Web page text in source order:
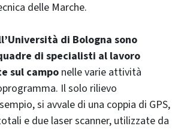
delle Marche.
di Bologna sono
di specialisti al lavoro
sul campo nelle varie attività
Il solo rilievo
si avvale di una coppia di GPS,
e due laser scanner, utilizzate da